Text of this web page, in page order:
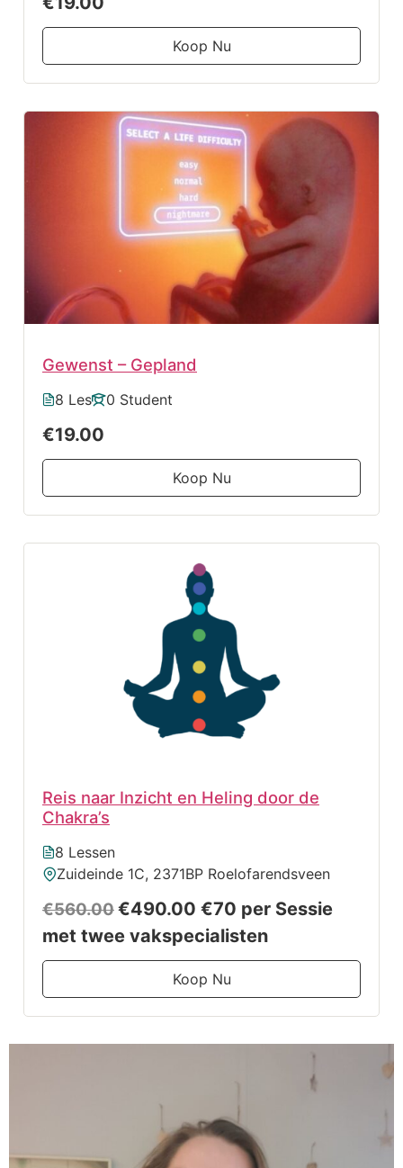
Koop Nu
Gewenst – Gepland
8 Les 0 Student
€19.00
Koop Nu
Reis naar Inzicht en Heling door de
Chakra’s
8 Lessen
Zuideinde 1C, 2371BP Roelofarendsveen
€560.00€490.00 €70 per Sessie
met twee vakspecialisten
Koop Nu